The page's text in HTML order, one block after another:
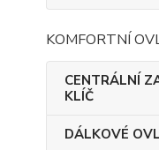
KOMFORTNÍ
CENTRÁLNÍ
KLÍČ
DÁLKOVÉ